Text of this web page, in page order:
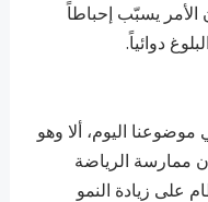
يسبّب إحباطاً
دوائياً.
اليوم، ألا وهو
ممارسة الرياضة
على زيادة النمو